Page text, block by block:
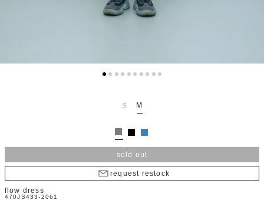
S M
sold out
request restock
flow dress
470JS433-2061